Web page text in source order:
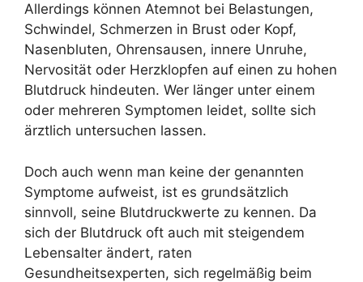
Allerdings können Atemnot bei Belastungen,
Schwindel, Schmerzen in Brust oder Kopf,
Nasenbluten, Ohrensausen, innere Unruhe,
Nervosität oder Herzklopfen auf einen zu hohen
Blutdruck hindeuten. Wer länger unter einem
oder mehreren Symptomen leidet, sollte sich
ärztlich untersuchen lassen.
Doch auch wenn man keine der genannten
Symptome aufweist, ist es grundsätzlich
sinnvoll, seine Blutdruckwerte zu kennen. Da
sich der Blutdruck oft auch mit steigendem
Lebensalter ändert, raten
Gesundheitsexperten, sich regelmäßig beim